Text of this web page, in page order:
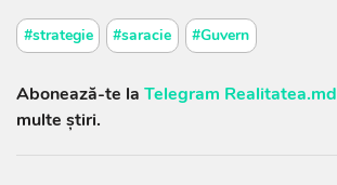
#strategie #saracie #Guvern
Abonează-te la Telegram Realitatea.md
multe știri.